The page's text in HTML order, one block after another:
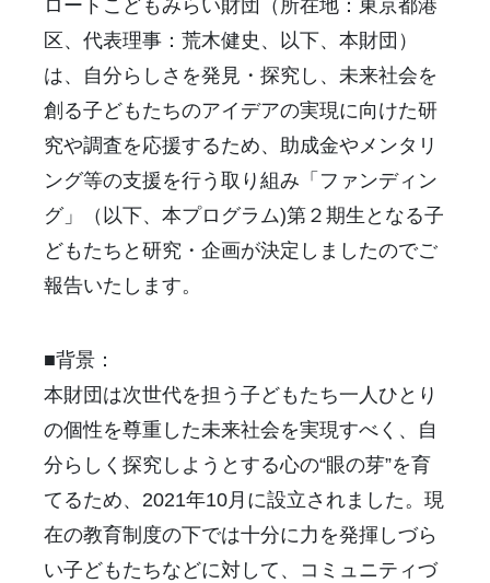
ロートこどもみらい財団（所在地：東京都港
区、代表理事：荒木健史、以下、本財団）
は、自分らしさを発見・探究し、未来社会を
創る子どもたちのアイデアの実現に向けた研
究や調査を応援するため、助成金やメンタリ
ング等の支援を行う取り組み「ファンディン
グ」（以下、本プログラム)第２期生となる子
どもたちと研究・企画が決定しましたのでご
報告いたします。
■背景：
本財団は次世代を担う子どもたち一人ひとり
の個性を尊重した未来社会を実現すべく、自
分らしく探究しようとする心の“眼の芽”を育
てるため、2021年10月に設立されました。現
在の教育制度の下では十分に力を発揮しづら
い子どもたちなどに対して、コミュニティづ